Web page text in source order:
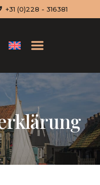
+31 (0)228 - 316381